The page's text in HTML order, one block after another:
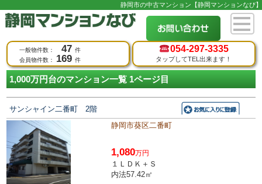
静岡市の中古マンション【静岡マンションなび】
一般物件数： 47 件
会員物件数：
169 件
054-297-3335
タップしてTEL出来ます！
1,000万円台のマンション一覧 1ページ目
サンシャイン二番町 2階
静岡市葵区二番町
1,080万円
１ＬＤＫ＋Ｓ
内法57.42㎡